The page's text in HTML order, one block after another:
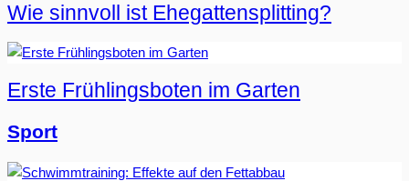
Wie sinnvoll ist Ehegattensplitting?
Erste Frühlingsboten im Garten
Sport